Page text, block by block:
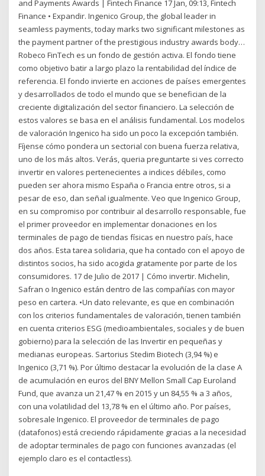
and Payments Awards | Fintech Finance 17 Jan, 09:13, Fintech
Finance • Expandir. Ingenico Group, the global leader in
seamless payments, today marks two significant milestones as
the payment partner of the prestigious industry awards body…
Robeco FinTech es un fondo de gestión activa. El fondo tiene
como objetivo batir a largo plazo la rentabilidad del índice de
referencia. El fondo invierte en acciones de países emergentes
y desarrollados de todo el mundo que se benefician de la
creciente digitalización del sector financiero. La selección de
estos valores se basa en el análisis fundamental. Los modelos
de valoración Ingenico ha sido un poco la excepción también.
Fíjense cómo pondera un sectorial con buena fuerza relativa,
uno de los más altos. Verás, queria preguntarte si ves correcto
invertir en valores pertenecientes a indices débiles, como
pueden ser ahora mismo España o Francia entre otros, si a
pesar de eso, dan señal igualmente. Veo que Ingenico Group,
en su compromiso por contribuir al desarrollo responsable, fue
el primer proveedor en implementar donaciones en los
terminales de pago de tiendas físicas en nuestro país, hace
dos años. Esta tarea solidaria, que ha contado con el apoyo de
distintos socios, ha sido acogida gratamente por parte de los
consumidores. 17 de Julio de 2017 | Cómo invertir. Michelin,
Safran o Ingenico están dentro de las compañías con mayor
peso en cartera. •Un dato relevante, es que en combinación
con los criterios fundamentales de valoración, tienen también
en cuenta criterios ESG (medioambientales, sociales y de buen
gobierno) para la selección de las Invertir en pequeñas y
medianas europeas. Sartorius Stedim Biotech (3,94 %) e
Ingenico (3,71 %). Por último destacar la evolución de la clase A
de acumulación en euros del BNY Mellon Small Cap Euroland
Fund, que avanza un 21,47 % en 2015 y un 84,55 % a 3 años,
con una volatilidad del 13,78 % en el último año. Por países,
sobresale Ingenico. El proveedor de terminales de pago
(datafonos) está creciendo rápidamente gracias a la necesidad
de adoptar terminales de pago con funciones avanzadas (el
ejemplo claro es el contactless).